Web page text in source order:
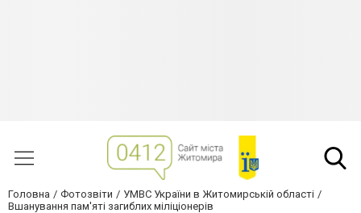
Головна Фотозвіти
УМВС України в Житомирській області
Вшанування пам'яті загиблих міліціонерів